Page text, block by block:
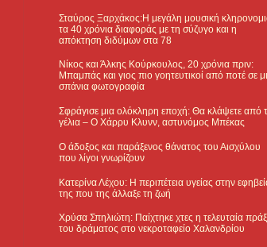
Σταύρος Ξαρχάκος:Η μεγάλη μουσική
τα 40 χρόνια διαφοράς με τη σύζυγο και η
απόκτηση διδύμων στα 78
Νίκος και Άλκης Κούρκουλος, 20 χρόνια πριν:
Μπαμπάς και γιος πιο γοητευτικοί από ποτέ σε
σπάνια φωτογραφία
Σφράγισε μια ολόκληρη εποχή: Θα κλάψετε από
γέλια – Ο Χάρρυ Κλυνν, αστυνόμος Μπέκας
Ο άδοξος και παράξενος θάνατος του Αισχύλου
που λίγοι γνωρίζουν
Κατερίνα Λέχου: Η περιπέτεια υγείας στην
της που της άλλαξε τη ζωή
Χρύσα Σπηλιώτη: Παίχτηκε χτες η τελευταία
του δράματος στο νεκροταφείο Χαλανδρίου